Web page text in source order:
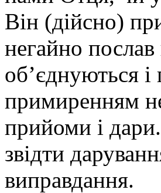
Він (дійсно)
негайно
об’єднуються
примиренням
прийоми і
звідти
виправдання.